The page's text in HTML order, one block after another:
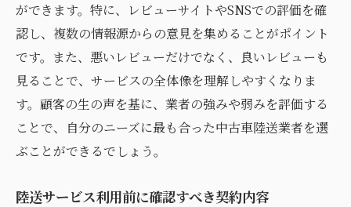
ができます。特に、レビューサイトやSNSでの評価を確
認し、複数の情報源からの意見を集めることがポイント
です。また、悪いレビューだけでなく、良いレビューも
見ることで、サービスの全体像を理解しやすくなりま
す。顧客の生の声を基に、業者の強みや弱みを評価する
ことで、自分のニーズに最も合った中古車陸送業者を選
ぶことができるでしょう。
陸送サービス利用前に確認すべき契約内容